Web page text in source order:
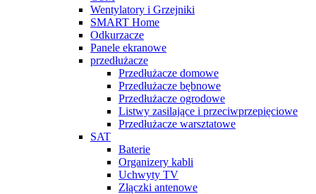
Wentylatory i Grzejniki
SMART Home
Odkurzacze
Panele ekranowe
przedłużacze
Przedłużacze domowe
Przedłużacze bębnowe
Przedłużacze ogrodowe
Listwy zasilające i przeciwprzepięciowe
Przedłużacze warsztatowe
SAT
Baterie
Organizery kabli
Uchwyty TV
Złączki antenowe